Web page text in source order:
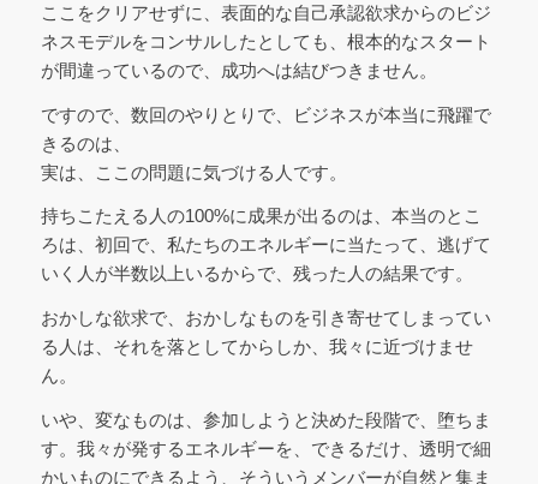
ここをクリアせずに、表面的な自己承認欲求からのビジ
ネスモデルをコンサルしたとしても、根本的なスタート
が間違っているので、成功へは結びつきません。
ですので、数回のやりとりで、ビジネスが本当に飛躍で
きるのは、
実は、ここの問題に気づける人です。
持ちこたえる人の100%に成果が出るのは、本当のとこ
ろは、初回で、私たちのエネルギーに当たって、逃げて
いく人が半数以上いるからで、残った人の結果です。
おかしな欲求で、おかしなものを引き寄せてしまってい
る人は、それを落としてからしか、我々に近づけませ
ん。
いや、変なものは、参加しようと決めた段階で、堕ちま
す。我々が発するエネルギーを、できるだけ、透明で細
かいものにできるよう、そういうメンバーが自然と集ま